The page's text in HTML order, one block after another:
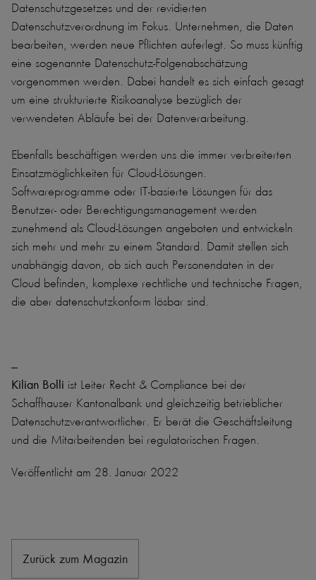
Datenschutzgesetzes und der revidierten
Datenschutzverordnung im Fokus. Unternehmen, die Daten
bearbeiten, werden neue Pflichten auferlegt. So muss künftig
eine sogenannte Datenschutz-Folgenabschätzung
vorgenommen werden. Dabei handelt es sich einfach gesagt
um eine strukturierte Risikoanalyse bezüglich der
verwendeten Abläufe bei der Datenverarbeitung.
Ebenfalls beschäftigen werden uns die immer verbreiterten
Einsatzmöglichkeiten für Cloud-Lösungen.
Softwareprogramme oder IT-basierte Lösungen für das
Benutzer- oder Berechtigungsmanagement werden
zunehmend als Cloud-Lösungen angeboten und entwickeln
sich mehr und mehr zu einem Standard. Damit stellen sich
unabhängig davon, ob sich auch Personendaten in der
Cloud befinden, komplexe rechtliche und technische Fragen,
die aber datenschutzkonform lösbar sind.
---
Kilian Bolli ist Leiter Recht & Compliance bei der
Schaffhauser Kantonalbank und gleichzeitig betrieblicher
Datenschutzverantwortlicher. Er berät die Geschäftsleitung
und die Mitarbeitenden bei regulatorischen Fragen.
Veröffentlicht am 28. Januar 2022
Zurück zum Magazin